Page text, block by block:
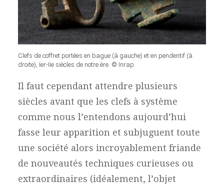
Clefs de coffret portées en bague (à gauche) et en pendentif (à
droite), Ier-IIe siècles de notre ère. © Inrap
Il faut cependant attendre plusieurs
siècles avant que les clefs à système
comme nous l’entendons aujourd’hui
fasse leur apparition et subjuguent toute
une société alors incroyablement friande
de nouveautés techniques curieuses ou
extraordinaires (idéalement, l’objet